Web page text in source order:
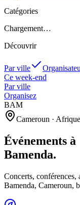
Catégories
Chargement…
Découvrir
Par ville
Ce week-end
Par ville
Organisez
BAM
Cameroun ·
Événements à
Bamenda.
Concerts,
Bamenda, Cameroun,